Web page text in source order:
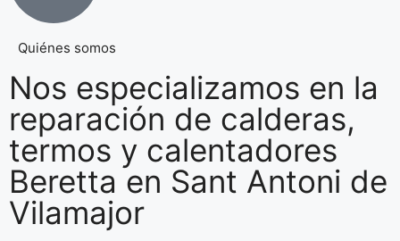
Quiénes somos
Nos especializamos en la
reparación de calderas,
termos y calentadores
Beretta en Sant Antoni de
Vilamajor